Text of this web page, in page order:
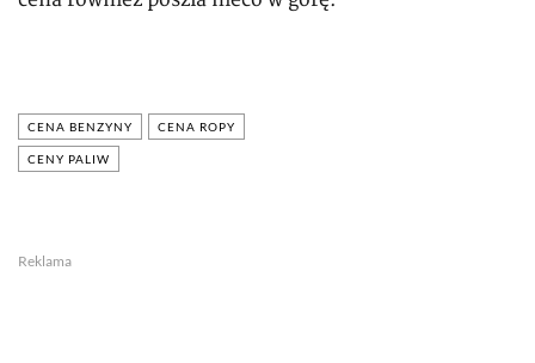
CENA BENZYNY CENA ROPY
CENY PALIW
Reklama